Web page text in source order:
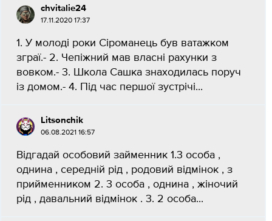
chvitalie24
17.11.2020 17:37
1. У молоді роки Сіроманець був ватажком
зграї.- 2. Чепіжний мав власні рахунки з
вовком.- 3. Школа Сашка знаходилась поруч
із домом.- 4. Під час першої зустрічі...
Litsonchik
06.08.2021 16:57
Відгадай особовий займенник 1.3 особа ,
однина , середній рід , родовий відмінок , з
прийменником 2. 3 особа , однина , жіночий
рід , давальний відмінок . 3. 2 особа...